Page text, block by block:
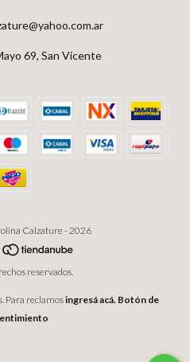
69, San Vicente
Calzature - 2026
reservados.
Para reclamosingresá acá. Botón de